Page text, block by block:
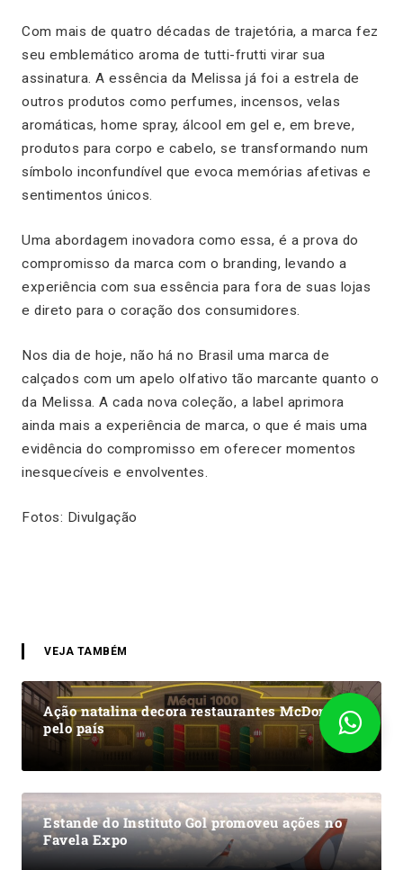
Com mais de quatro décadas de trajetória, a marca fez
seu emblemático aroma de tutti-frutti virar sua
assinatura. A essência da Melissa já foi a estrela de
outros produtos como perfumes, incensos, velas
aromáticas, home spray, álcool em gel e, em breve,
produtos para corpo e cabelo, se transformando num
símbolo inconfundível que evoca memórias afetivas e
sentimentos únicos.
Uma abordagem inovadora como essa, é a prova do
compromisso da marca com o branding, levando a
experiência com sua essência para fora de suas lojas
e direto para o coração dos consumidores.
Nos dia de hoje, não há no Brasil uma marca de
calçados com um apelo olfativo tão marcante quanto o
da Melissa. A cada nova coleção, a label aprimora
ainda mais a experiência de marca, o que é mais uma
evidência do compromisso em oferecer momentos
inesquecíveis e envolventes.
Fotos: Divulgação
VEJA TAMBÉM
Ação natalina decora restaurantes McDonald’s
pelo país
Estande do Instituto Gol promoveu ações no
Favela Expo